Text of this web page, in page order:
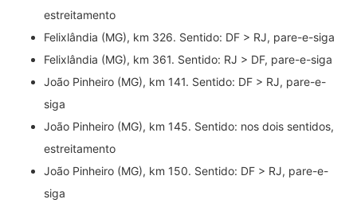
estreitamento
Felixlândia (MG), km 326. Sentido: DF > RJ, pare-e-siga
Felixlândia (MG), km 361. Sentido: RJ > DF, pare-e-siga
João Pinheiro (MG), km 141. Sentido: DF > RJ, pare-e-
siga
João Pinheiro (MG), km 145. Sentido: nos dois sentidos,
estreitamento
João Pinheiro (MG), km 150. Sentido: DF > RJ, pare-e-
siga